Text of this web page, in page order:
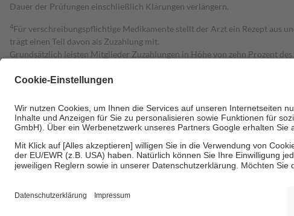
Dauer der Prüfungen einschließlich Klärungen verlängern.
4Für verschreibungspflichtige Medikamente stellt der Arzt ein Rezept aus
trägt einen Teil davon als Zuzahlung mit.
Grundsätzlich leisten Mitglieder Zuzahlungen in Höhe von zehn Prozent des
Diese Regeln gelten grundsätzlich auch für Online-Apotheken.
Um das Engagement der Versicherten für ihre eigene Gesundheit zu
• Kindern und Jugendlichen bis zum vollendeten 18. Lebensjahr mit
• Untersuchungen zur Vorsorge und Früherkennung, die von der GKV
• empfohlenen Schutzimpfungen
• Harn- und Blutteststreifen
Informationen findest du hier: https://help.etrusted.com/hc/de/articles/